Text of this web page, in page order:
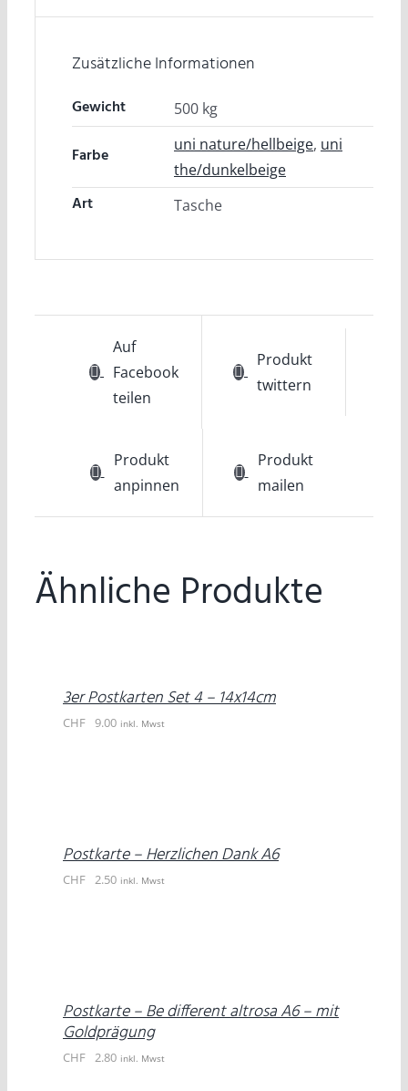
Zusätzliche Informationen
Gewicht 500 kg
Farbe uni nature/hellbeige, uni
the/dunkelbeige
Art Tasche
Auf
Facebook
teilen
Produkt
twittern
Produkt
anpinnen
Produkt
mailen
Ähnliche Produkte
IN
3er Postkarten Set 4 – 14x14cm
CHF 9.00 inkl. Mwst
Postkarte – Herzlichen Dank A6
CHF 2.50 inkl. Mwst
Postkarte – Be different altrosa A6 – mit
Goldprägung
CHF 2.80 inkl. Mwst